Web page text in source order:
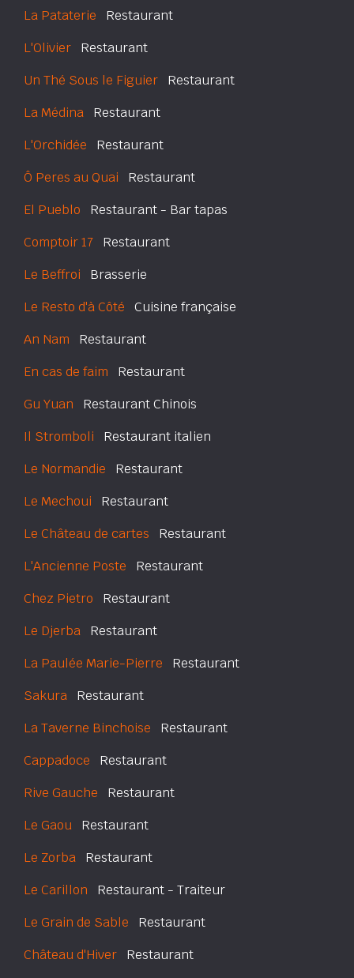
La Pataterie Restaurant
L'Olivier Restaurant
Un Thé Sous le Figuier Restaurant
La Médina Restaurant
L'Orchidée Restaurant
Ô Peres au Quai Restaurant
El Pueblo Restaurant - Bar tapas
Comptoir 17 Restaurant
Le Beffroi Brasserie
Le Resto d'à Côté Cuisine française
An Nam Restaurant
En cas de faim Restaurant
Gu Yuan Restaurant Chinois
Il Stromboli Restaurant italien
Le Normandie Restaurant
Le Mechoui Restaurant
Le Château de cartes Restaurant
L'Ancienne Poste Restaurant
Chez Pietro Restaurant
Le Djerba Restaurant
La Paulée Marie-Pierre Restaurant
Sakura Restaurant
La Taverne Binchoise Restaurant
Cappadoce Restaurant
Rive Gauche Restaurant
Le Gaou Restaurant
Le Zorba Restaurant
Le Carillon Restaurant - Traiteur
Le Grain de Sable Restaurant
Château d'Hiver Restaurant